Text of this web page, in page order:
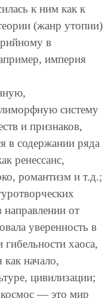
к ним как к
(жанр утопии)
в
империя
систему
и признаков,
в содержании ряда
ренессанс,
романтизм и т.д.;
от
уверенность в
хаоса,
как начало,
цивилизации;
космос — это мир